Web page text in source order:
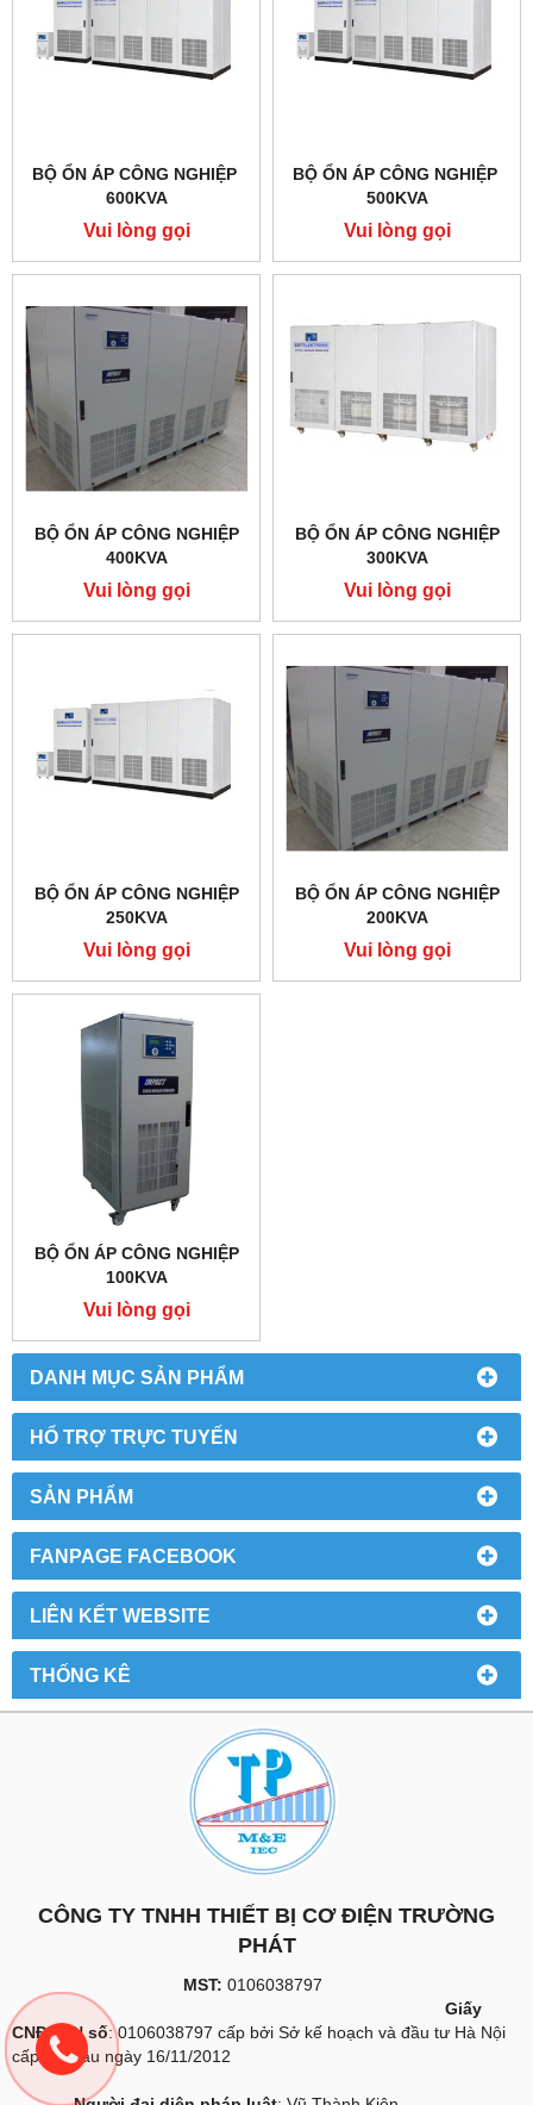
DANH MỤC SẢN PHẨM
HỔ TRỢ TRỰC TUYẾN
SẢN PHẨM
FANPAGE FACEBOOK
LIÊN KẾT WEBSITE
THỐNG KÊ
BỘ ỔN ÁP CÔNG NGHIỆP
600KVA
Vui lòng gọi
BỘ ỔN ÁP CÔNG NGHIỆP
500KVA
Vui lòng gọi
BỘ ỔN ÁP CÔNG NGHIỆP
400KVA
Vui lòng gọi
BỘ ỔN ÁP CÔNG NGHIỆP
300KVA
Vui lòng gọi
BỘ ỔN ÁP CÔNG NGHIỆP
250KVA
Vui lòng gọi
BỘ ỔN ÁP CÔNG NGHIỆP
200KVA
Vui lòng gọi
BỘ ỔN ÁP CÔNG NGHIỆP
100KVA
Vui lòng gọi
CÔNG TY TNHH THIẾT BỊ CƠ ĐIỆN TRƯỜNG
PHÁT
MST: 0106038797
Giấy
CNĐKDN số: 0106038797 cấp bởi Sở kế hoạch và đầu tư Hà Nội
cấp lần đầu ngày 16/11/2012